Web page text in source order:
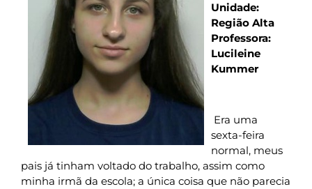
Unidade:
Região Alta
Professora:
Lucileine
Kummer
Era uma
sexta-feira
normal, meus
pais já tinham voltado do trabalho, assim como
minha irmã da escola; a única coisa que não parecia